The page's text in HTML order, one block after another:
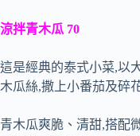
涼拌青木瓜 70
這是經典的泰式小菜,以
木瓜絲,撒上小番茄及碎
青木瓜爽脆、清甜,搭配